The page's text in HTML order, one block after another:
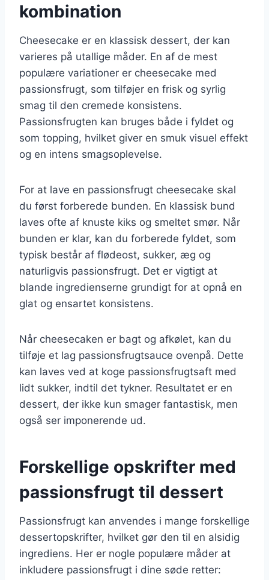
kombination
Cheesecake er en klassisk dessert, der kan
varieres på utallige måder. En af de mest
populære variationer er cheesecake med
passionsfrugt, som tilføjer en frisk og syrlig
smag til den cremede konsistens.
Passionsfrugten kan bruges både i fyldet og
som topping, hvilket giver en smuk visuel effekt
og en intens smagsoplevelse.
For at lave en passionsfrugt cheesecake skal
du først forberede bunden. En klassisk bund
laves ofte af knuste kiks og smeltet smør. Når
bunden er klar, kan du forberede fyldet, som
typisk består af flødeost, sukker, æg og
naturligvis passionsfrugt. Det er vigtigt at
blande ingredienserne grundigt for at opnå en
glat og ensartet konsistens.
Når cheesecaken er bagt og afkølet, kan du
tilføje et lag passionsfrugtsauce ovenpå. Dette
kan laves ved at koge passionsfrugtsaft med
lidt sukker, indtil det tykner. Resultatet er en
dessert, der ikke kun smager fantastisk, men
også ser imponerende ud.
Forskellige opskrifter med
passionsfrugt til dessert
Passionsfrugt kan anvendes i mange forskellige
dessertopskrifter, hvilket gør den til en alsidig
ingrediens. Her er nogle populære måder at
inkludere passionsfrugt i dine søde retter: